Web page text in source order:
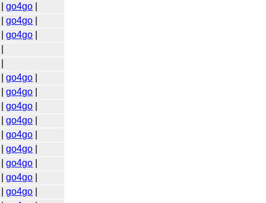
|go4go
|go4go
|go4go
|go4go
|go4go
|go4go
|go4go
|go4go
|go4go
|go4go
|go4go
|go4go